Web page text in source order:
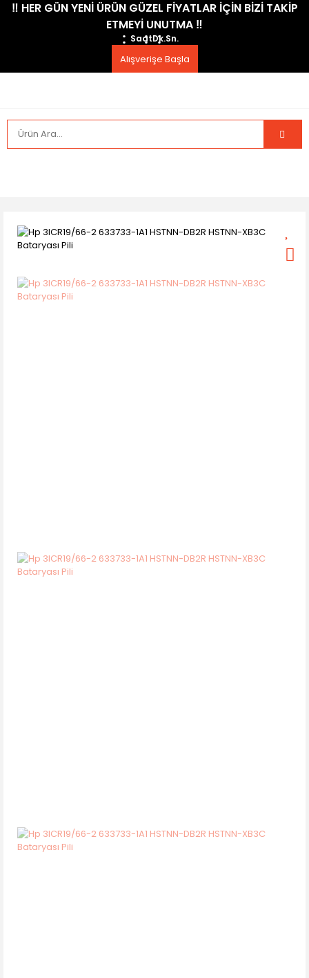
​‼️​ HER GÜN YENİ ÜRÜN GÜZEL FİYATLAR İÇİN BİZİ TAKİP
ETMEYİ UNUTMA ​‼️​
SaatDk.Sn.
Alışverişe Başla